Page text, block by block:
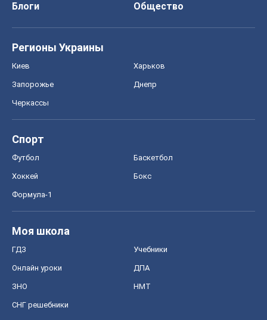
Блоги
Общество
Регионы Украины
Киев Харьков
Запорожье Днепр
Черкассы
Спорт
Футбол Баскетбол
Хоккей Бокс
Формула-1
Моя школа
ГДЗ Учебники
Онлайн уроки ДПА
ЗНО НМТ
СНГ решебники